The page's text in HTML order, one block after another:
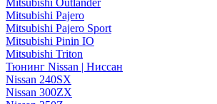
Mitsubishi Outlander
Mitsubishi Pajero
Mitsubishi Pajero Sport
Mitsubishi Pinin IO
Mitsubishi Triton
Тюнинг Nissan | Ниссан
Nissan 240SX
Nissan 300ZX